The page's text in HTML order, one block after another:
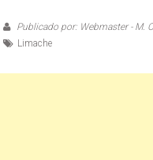
Publicado por: Webmaster - M.
Limache